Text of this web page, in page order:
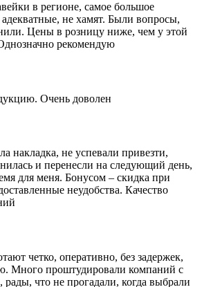
в регионе, самое большое
не хамят. Были вопросы,
Цены в розницу ниже, чем у этой
рекомендую
Очень доволен
накладка, не успевали привезти,
и перенесли на следующий день,
для меня. Бонусом – скидка при
неудобства. Качество
четко, оперативно, без задержек,
Много проштудировали компаний с
что не прогадали, когда выбрали